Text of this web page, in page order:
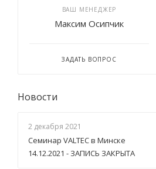
ВАШ МЕНЕДЖЕР
Максим Осипчик
ЗАДАТЬ ВОПРОС
Новости
2 декабря 2021
Семинар VALTEC в Минске
14.12.2021 - ЗАПИСЬ ЗАКРЫТА